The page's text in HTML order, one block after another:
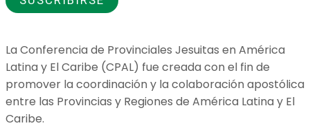
La Conferencia de Provinciales Jesuitas en América
Latina y El Caribe (CPAL) fue creada con el fin de
promover la coordinación y la colaboración apostólica
entre las Provincias y Regiones de América Latina y El
Caribe.